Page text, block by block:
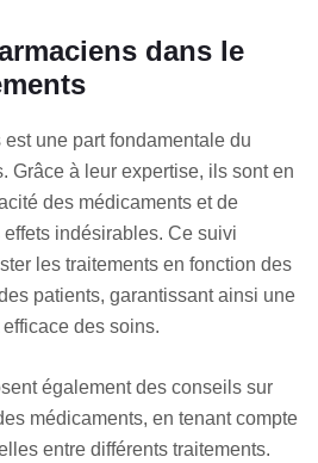
dans le
une part fondamentale du
Grâce à leur expertise, ils sont en
des médicaments et de
indésirables. Ce suivi
les traitements en fonction des
patients, garantissant ainsi une
des soins.
également des conseils sur
médicaments, en tenant compte
entre différents traitements.